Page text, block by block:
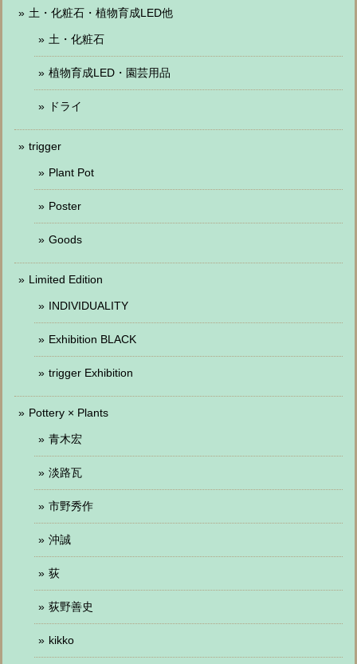
土・化粧石・植物育成LED他
土・化粧石
植物育成LED・園芸用品
ドライ
trigger
Plant Pot
Poster
Goods
Limited Edition
INDIVIDUALITY
Exhibition BLACK
trigger Exhibition
Pottery × Plants
青木宏
淡路瓦
市野秀作
沖誠
荻
荻野善史
kikko